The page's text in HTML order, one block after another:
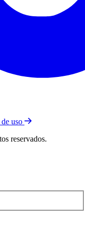
uso
reservados.